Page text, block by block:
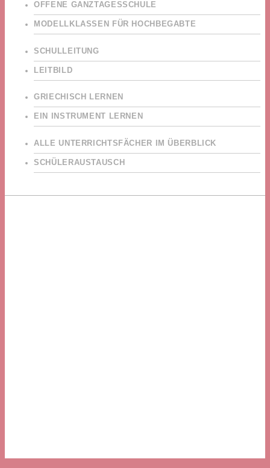
OFFENE GANZTAGESSCHULE
MODELLKLASSEN FÜR HOCHBEGABTE
SCHULLEITUNG
LEITBILD
GRIECHISCH LERNEN
EIN INSTRUMENT LERNEN
ALLE UNTERRICHTSFÄCHER IM ÜBERBLICK
SCHÜLERAUSTAUSCH